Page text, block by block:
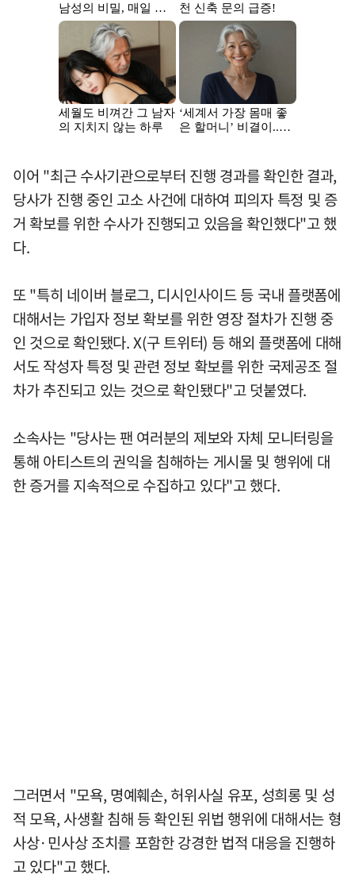
이어 "최근 수사기관으로부터 진행 경과를 확인한 결과,
당사가 진행 중인 고소 사건에 대하여 피의자 특정 및 증
거 확보를 위한 수사가 진행되고 있음을 확인했다"고 했
다.
또 "특히 네이버 블로그, 디시인사이드 등 국내 플랫폼에
대해서는 가입자 정보 확보를 위한 영장 절차가 진행 중
인 것으로 확인됐다. X(구 트위터) 등 해외 플랫폼에 대해
서도 작성자 특정 및 관련 정보 확보를 위한 국제공조 절
차가 추진되고 있는 것으로 확인됐다"고 덧붙였다.
소속사는 "당사는 팬 여러분의 제보와 자체 모니터링을
통해 아티스트의 권익을 침해하는 게시물 및 행위에 대
한 증거를 지속적으로 수집하고 있다"고 했다.
그러면서 "모욕, 명예훼손, 허위사실 유포, 성희롱 및 성
적 모욕, 사생활 침해 등 확인된 위법 행위에 대해서는 형
사상·민사상 조치를 포함한 강경한 법적 대응을 진행하
고 있다"고 했다.